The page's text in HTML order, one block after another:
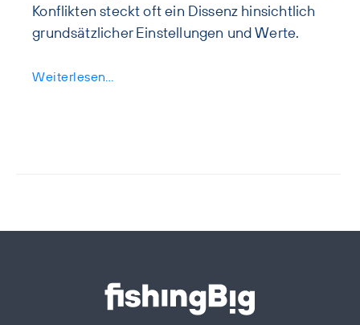
Konflikten steckt oft ein Dissenz hinsichtlich
grundsätzlicher Einstellungen und Werte.
Weiterlesen…